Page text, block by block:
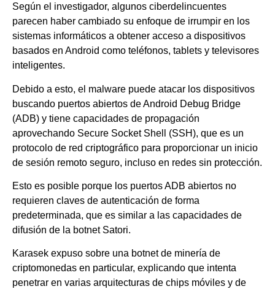
Según el investigador, algunos ciberdelincuentes
parecen haber cambiado su enfoque de irrumpir en los
sistemas informáticos a obtener acceso a dispositivos
basados en Android como teléfonos, tablets y televisores
inteligentes.
Debido a esto, el malware puede atacar los dispositivos
buscando puertos abiertos de Android Debug Bridge
(ADB) y tiene capacidades de propagación
aprovechando Secure Socket Shell (SSH), que es un
protocolo de red criptográfico para proporcionar un inicio
de sesión remoto seguro, incluso en redes sin protección.
Esto es posible porque los puertos ADB abiertos no
requieren claves de autenticación de forma
predeterminada, que es similar a las capacidades de
difusión de la botnet Satori.
Karasek expuso sobre una botnet de minería de
criptomonedas en particular, explicando que intenta
penetrar en varias arquitecturas de chips móviles y de